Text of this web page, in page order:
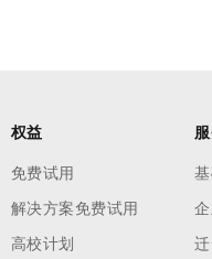
权益
免费试用
解决方案免费试用
高校计划